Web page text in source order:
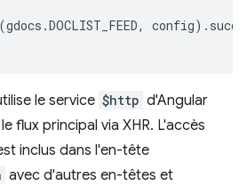
(gdocs .DOCLIST_FEED, config).
le service $http d'Angular
flux principal via XHR. L'accès
inclus dans l'en-tête
avec d'autres en-têtes et